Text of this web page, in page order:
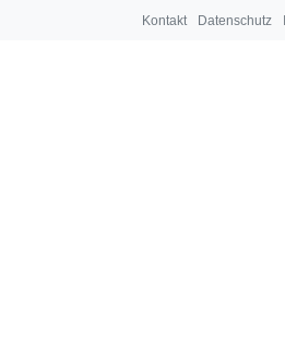
Kontakt
Datenschutz